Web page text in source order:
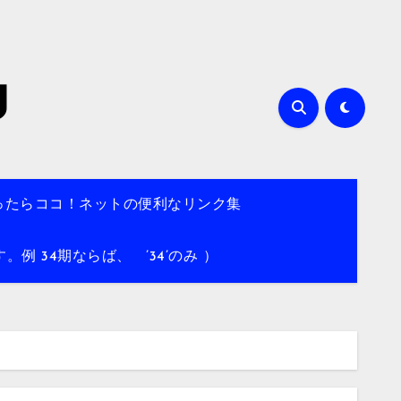
らココ！ネットの便利なリンク集
例 34期ならば、 ’34’のみ ）